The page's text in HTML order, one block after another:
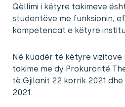
Qëllimi i këtyre takimeve
studentëve me funksionin,
kompetencat e këtyre
Në kuadër të këtyre vizitave
takime me dy Prokuroritë
të Gjilanit 22 korrik 2021
2021.